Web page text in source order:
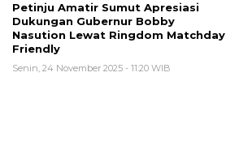
Petinju Amatir Sumut Apresiasi
Dukungan Gubernur Bobby
Nasution Lewat Ringdom Matchday
Friendly
Senin, 24 November 2025 - 11:20 WIB